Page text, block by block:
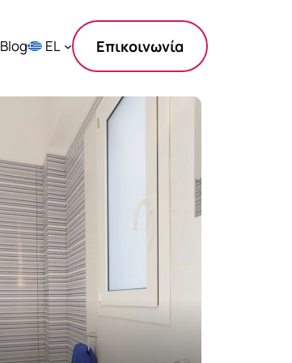
Blog EL Επικοινωνία